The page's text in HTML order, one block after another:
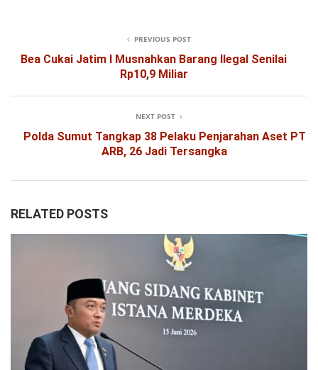
PREVIOUS POST
Bea Cukai Jatim I Musnahkan Barang Ilegal Senilai
Rp10,9 Miliar
NEXT POST
Polda Sumut Tangkap 38 Pelaku Penjarahan Aset PT
ARB, 26 Jadi Tersangka
RELATED POSTS